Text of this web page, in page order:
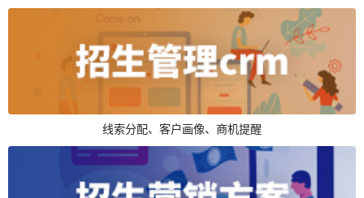
线索分配、客户画像、商机提醒